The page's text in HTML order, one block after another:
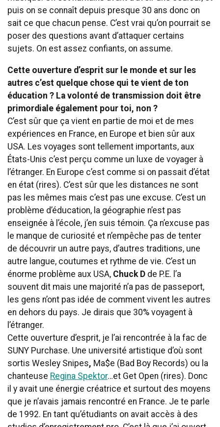
puis on se connaît depuis presque 30 ans donc on
sait ce que chacun pense. C’est vrai qu’on pourrait se
poser des questions avant d’attaquer certains
sujets. On est assez confiants, on assume.
Cette ouverture d’esprit sur le monde et sur les
autres c’est quelque chose qui te vient de ton
éducation ? La volonté de transmission doit être
primordiale également pour toi, non ?
C’est sûr que ça vient en partie de moi et de mes
expériences en France, en Europe et bien sûr aux
USA. Les voyages sont tellement importants, aux
États-Unis c’est perçu comme un luxe de voyager à
l’étranger. En Europe c’est comme si on passait d’état
en état (rires). C’est sûr que les distances ne sont
pas les mêmes mais c’est pas une excuse. C’est un
problème d’éducation, la géographie n’est pas
enseignée à l’école, j’en suis témoin. Ça n’excuse pas
le manque de curiosité et n’empêche pas de tenter
de découvrir un autre pays, d’autres traditions, une
autre langue, coutumes et rythme de vie. C’est un
énorme problème aux USA, Chuck D de P.E. l’a
souvent dit mais une majorité n’a pas de passeport,
les gens n’ont pas idée de comment vivent les autres
en dehors du pays. Je dirais que 30% voyagent à
l’étranger.
Cette ouverture d’esprit, je l’ai rencontrée à la fac de
SUNY Purchase. Une université artistique d’où sont
sortis Wesley Snipes, Ma$e (Bad Boy Records) ou la
chanteuse Regina Spektor…et Get Open (rires). Donc
il y avait une énergie créatrice et surtout des moyens
que je n’avais jamais rencontré en France. Je te parle
de 1992. En tant qu’étudiants on avait accès à des